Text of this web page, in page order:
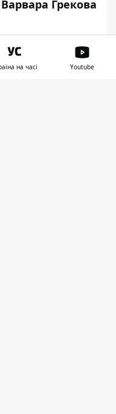
Варвара Грекова
на часі Youtube